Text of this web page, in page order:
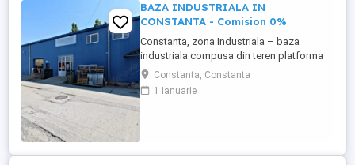
BAZA INDUSTRIALA IN
CONSTANTA - Comision 0%
Constanta, zona Industriala – baza
industriala compusa din teren platforma
betonata in suprafata de 8784 mp si 2679
mp construiti impartiti in 4 cladiri dupa
cum urmeaza: C1 – eurohala cu suprafata
Constanta, Constanta
1 ianuarie